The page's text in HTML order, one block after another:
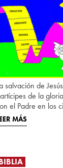
salvación de
de la
el Padre en los
MÁS